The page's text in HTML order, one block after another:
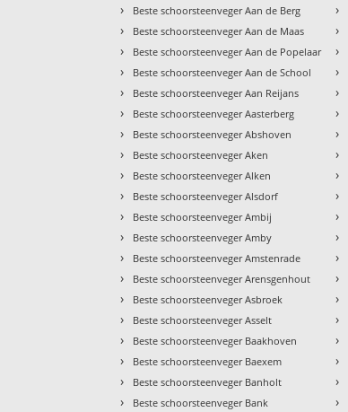
› Beste schoorsteenveger Aan de Berg
› Beste schoorsteenveger Aan de Maas
› Beste schoorsteenveger Aan de Popelaar
› Beste schoorsteenveger Aan de School
› Beste schoorsteenveger Aan Reijans
› Beste schoorsteenveger Aasterberg
› Beste schoorsteenveger Abshoven
› Beste schoorsteenveger Aken
› Beste schoorsteenveger Alken
› Beste schoorsteenveger Alsdorf
› Beste schoorsteenveger Ambij
› Beste schoorsteenveger Amby
› Beste schoorsteenveger Amstenrade
› Beste schoorsteenveger Arensgenhout
› Beste schoorsteenveger Asbroek
› Beste schoorsteenveger Asselt
› Beste schoorsteenveger Baakhoven
› Beste schoorsteenveger Baexem
› Beste schoorsteenveger Banholt
› Beste schoorsteenveger Bank
›
›
›
›
›
›
›
›
›
›
›
›
›
›
›
›
›
›
›
›